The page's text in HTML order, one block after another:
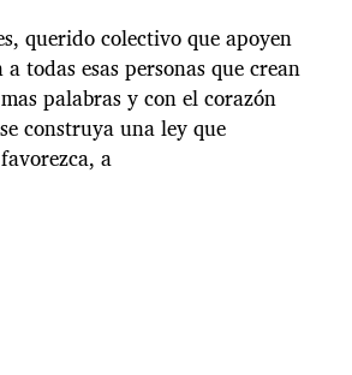
querido colectivo que apoyen
todas esas personas que crean
palabras y con el corazón
construya una ley que
a